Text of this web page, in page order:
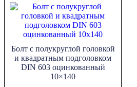
Болт с полукруглой головкой
и квадратным подголовком
DIN 603 оцинкованный
10×140